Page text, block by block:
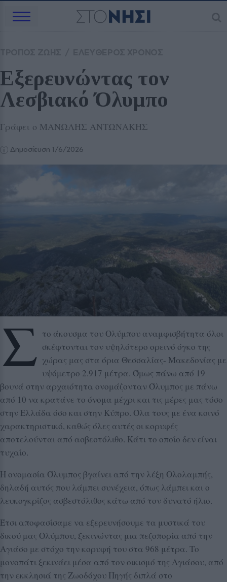
Εξερευνώντας τον
Λεσβιακό Όλυμπο
Γράφει ο ΜΑΝΩΛΗΣ ΑΝΤΩΝΑΚΗΣ
Δημοσίευση 1/6/2026
Σ το άκουσμα του Ολύμπου αναμφισβήτητα όλοι
σκέφτονται τον υψηλότερο ορεινό όγκο της
χώρας μας στα όρια Θεσσαλίας- Μακεδονίας με
υψόμετρο 2.917 μέτρα. Όμως πάνω από 19
βουνά στην αρχαιότητα ονομάζονταν Όλυμπος με πάνω
από 10 να κρατάνε το όνομα μέχρι και τις μέρες μας τόσο
στην Ελλάδα όσο και στην Κύπρο. Όλα τους με ένα κοινό
χαρακτηριστικό, καθώς όλες αυτές οι κορυφές
αποτελούνται από ασβεστόλιθο. Κάτι το οποίο δεν είναι
τυχαίο.
Η ονομασία Όλυμπος βγαίνει από την λέξη Ολολαμπής,
δηλαδή αυτός που λάμπει συνέχεια, όπως λάμπει και ο
λευκογκρίζος ασβεστόλιθος κάτω από τον δυνατό ήλιο.
Έτσι αποφασίσαμε να εξερευνήσουμε τα μυστικά του
δικού μας Ολύμπου, ξεκινώντας μια πεζοπορία από την
Αγιάσο με στόχο την κορυφή του στα 968 μέτρα. Το
μονοπάτι ξεκινάει μέσα από τον οικισμό της Αγιάσου, από
την εκκλησιά της Ζωοδόχου Πηγής διπλά στο